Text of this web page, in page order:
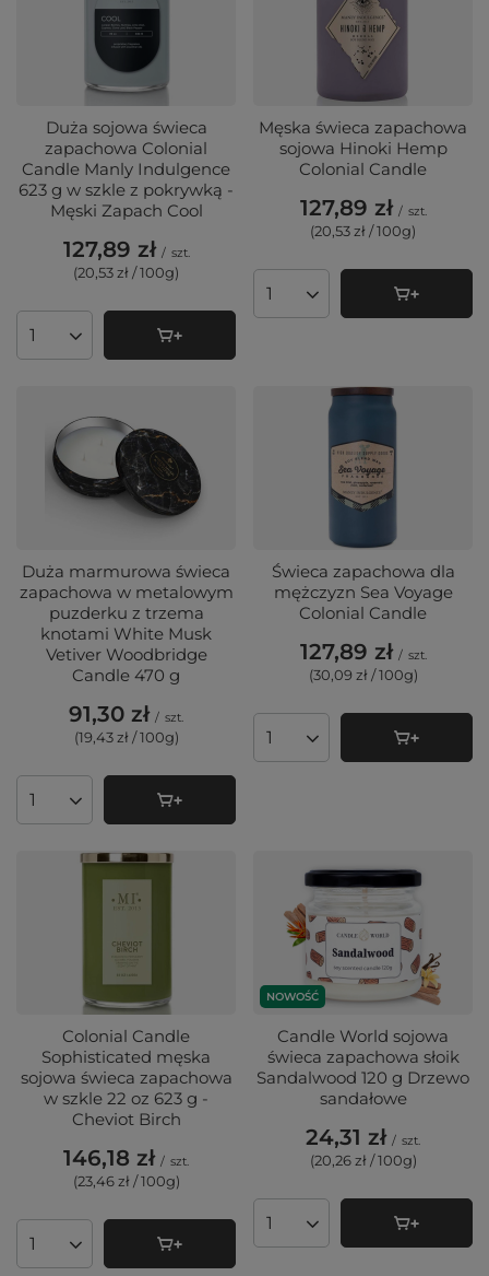
Duża sojowa świeca
zapachowa Colonial
Candle Manly Indulgence
623 g w szkle z pokrywką -
Męski Zapach Cool
127,89 zł / szt.
(20,53 zł / 100g)
Ilość produktów
Męska świeca zapachowa
sojowa Hinoki Hemp
Colonial Candle
127,89 zł / szt.
(20,53 zł / 100g)
Ilość produktów
Duża marmurowa świeca
zapachowa w metalowym
puzderku z trzema
knotami White Musk
Vetiver Woodbridge
Candle 470 g
91,30 zł / szt.
(19,43 zł / 100g)
Ilość produktów
Świeca zapachowa dla
mężczyzn Sea Voyage
Colonial Candle
127,89 zł / szt.
(30,09 zł / 100g)
Ilość produktów
Colonial Candle
Sophisticated męska
sojowa świeca zapachowa
w szkle 22 oz 623 g -
Cheviot Birch
146,18 zł / szt.
(23,46 zł / 100g)
Ilość produktów
NOWOŚĆ
Candle World sojowa
świeca zapachowa słoik
Sandalwood 120 g Drzewo
sandałowe
24,31 zł / szt.
(20,26 zł / 100g)
Ilość produktów